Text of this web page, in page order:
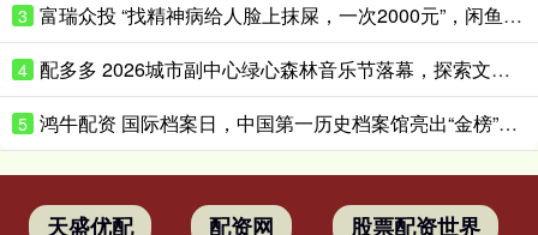
3 富瑞众投 “找精神病给人脸上抹屎，一次2000元”，闲鱼平台现明码标价交易链接“只要你钱到位，就有人给你办”，平台回应：建议举报
4 配多多 2026城市副中心绿心森林音乐节落幕，探索文化赋能城市发展新路径
5 鸿牛配资 国际档案日，中国第一历史档案馆亮出“金榜”印章送祝福
天盛优配 配资网 股票配资世界